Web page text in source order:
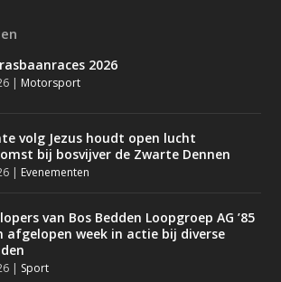
2026
| Motorsport
volg Jezus houdt open lucht
bij bosvijver de Zwarte Dennen
| Evenementen
van Bos Bedden Loopgroep AG ’85
afgelopen week in actie bij diverse
| Sport